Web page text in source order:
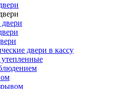
двери в кассу